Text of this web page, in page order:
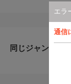
エラ
通信
同じジャンルの